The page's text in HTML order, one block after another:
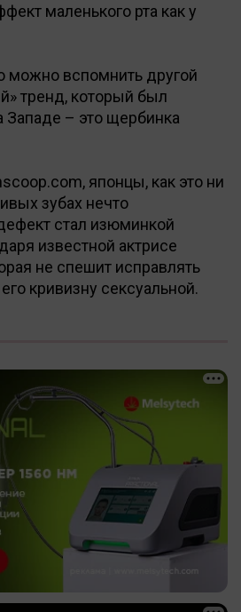
маленького рта как у
можно вспомнить другой
тренд, который был
Западе – это щербинка
японцы, как это ни
зубах нечто
стал изюминкой
известной актрисе
не спешит исправлять
кривизну сексуальной.